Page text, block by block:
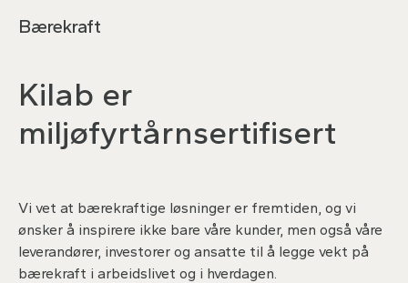
Bærekraft
Kilab er
miljøfyrtårnsertifisert
Vi vet at bærekraftige løsninger er fremtiden, og vi
ønsker å inspirere ikke bare våre kunder, men også våre
leverandører, investorer og ansatte til å legge vekt på
bærekraft i arbeidslivet og i hverdagen.